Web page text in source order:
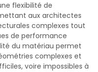
flexibilité de
aux architectes
complexes tout
de performance
du matériau permet
complexes et
voire impossibles à